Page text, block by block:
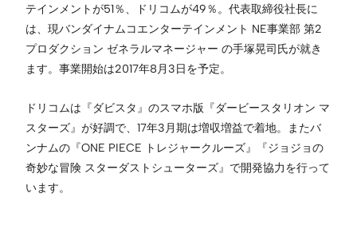
テインメントが51％、ドリコムが49％。代表取締役社長に
は、現バンダイナムコエンターテインメント NE事業部 第2
プロダクション ゼネラルマネージャー の手塚晃司氏が就き
ます。事業開始は2017年8月3日を予定。
ドリコムは『ダビスタ』のスマホ版『ダービースタリオン マ
スターズ』が好調で、17年3月期は増収増益で着地。またバ
ンナムの『ONE PIECE トレジャークルーズ』『ジョジョの
奇妙な冒険 スターダストシューターズ』で開発協力を行って
います。